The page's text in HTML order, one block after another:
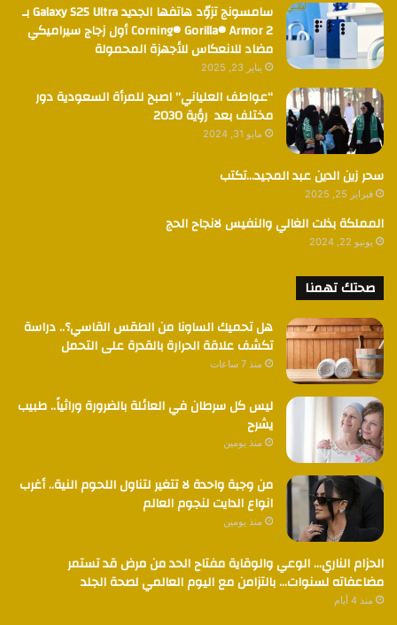
سامسونج تزوّد هاتفها الجديد Galaxy S25 Ultra بـ
Corning® Gorilla® Armor 2 أول زجاج سيراميكي
مضاد للانعكاس للأجهزة المحمولة
يناير 23, 2025
“عواطف العلياني” اصبح للمرأة السعودية دور
مختلف بعد رؤية 2030
مايو 31, 2024
سحر زين الدين عبد المجيد…تكتب
فبراير 25, 2025
المملكة بذلت الغالي والنفيس لانجاح الحج
يونيو 22, 2024
صحتك تهمنا
هل تحميك الساونا من الطقس القاسي؟.. دراسة
تكشف علاقة الحرارة بالقدرة على التحمل
منذ 7 ساعات
ليس كل سرطان في العائلة بالضرورة وراثياً.. طبيب
يشرح
منذ يومين
من وجبة واحدة لا تتغير لتناول اللحوم النية.. أغرب
انواع الدايت لنجوم العالم
منذ يومين
الحزام الناري… الوعي والوقاية مفتاح الحد من مرض قد تستمر
مضاعفاته لسنوات… بالتزامن مع اليوم العالمي لصحة الجلد
منذ 4 أيام